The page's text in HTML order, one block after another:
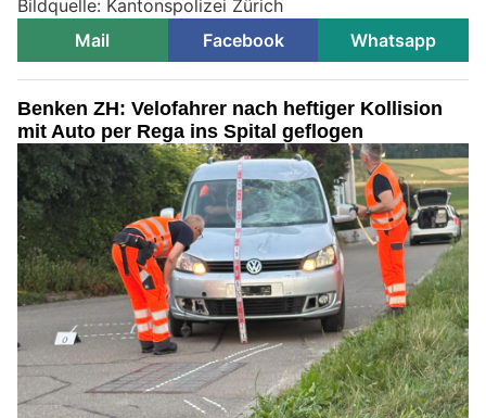
Bildquelle: Kantonspolizei Zürich
Mail
Facebook Whatsapp
Benken ZH: Velofahrer nach heftiger Kollision
mit Auto per Rega ins Spital geflogen